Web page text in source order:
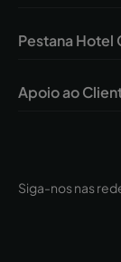
Siga-nos nas
Pestana Hotel
Apoio ao